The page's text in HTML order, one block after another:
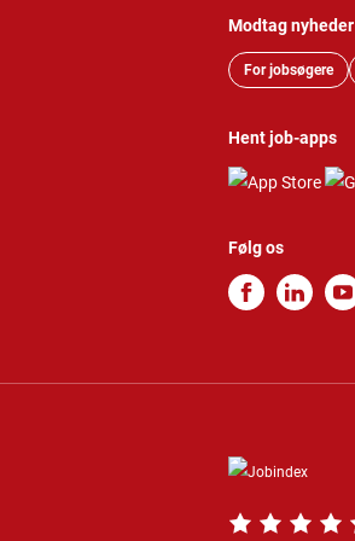
Modtag nyheder
For jobsøgere
Hent job-apps
Følg os